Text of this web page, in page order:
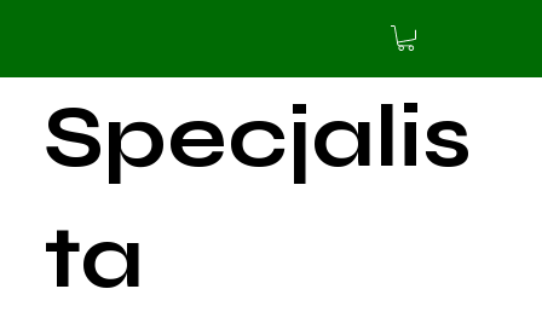
Specjalis
ta